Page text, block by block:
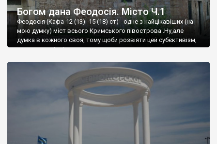
Богом дана Феодосія. Місто Ч.1
Феодосія (Кафа-12 (13) -15 (18) ст) - одне з найцікавіших (на
мою думку) міст всього Кримського півострова .Ну,але
думка в кожного своя, тому щоби розвіяти цей субєктивізм,
запрошую відвідати це